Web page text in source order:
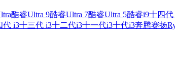
酷睿Ultra 9酷睿Ultra 7酷睿Ultra 5酷睿i9十四代
代 i3十三代 i3十二代i3十一代i3十代i3奔腾赛扬